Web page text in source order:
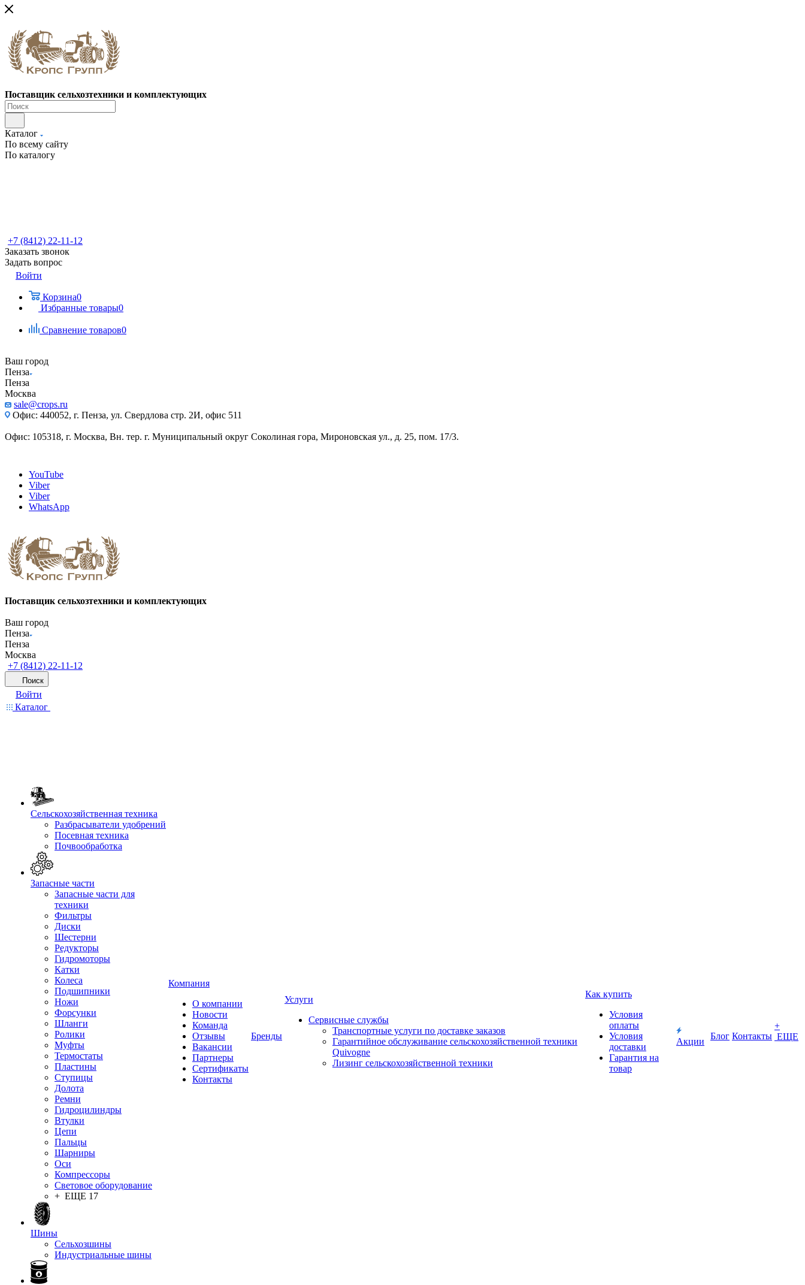
Поставщик сельхозтехники и комплектующих
Каталог
По всему сайту
По каталогу
+7 (8412) 22-11-12
Заказать звонок
Задать вопрос
Войти
Корзина0
Избранные товары0
Сравнение товаров0
Ваш город
Пенза
Пенза
Москва
sale@crops.ru
Офис: 440052, г. Пенза, ул. Свердлова стр. 2И, офис 511
Офис: 105318, г. Москва, Вн. тер. г. Муниципальный округ Соколиная гора, Мироновская ул., д. 25, пом. 17/3.
YouTube
Viber
Viber
WhatsApp
Поставщик сельхозтехники и комплектующих
Ваш город
Пенза
Пенза
Москва
+7 (8412) 22-11-12
Поиск
Войти
Каталог
Сельскохозяйственная техника
Разбрасыватели удобрений
Посевная техника
Почвообработка
Запасные части
Запасные части для
техники
Фильтры
Диски
Шестерни
Редукторы
Гидромоторы
Катки
Колеса
Подшипники
Ножи
Форсунки
Шланги
Ролики
Муфты
Термостаты
Пластины
Ступицы
Долота
Ремни
Гидроцилиндры
Втулки
Цепи
Пальцы
Шарниры
Оси
Компрессоры
Световое оборудование
+ ЕЩЕ 17
Шины
Сельхозшины
Индустриальные шины
Компания
О компании
Новости
Команда
Отзывы
Вакансии
Партнеры
Сертификаты
Контакты
Бренды
Услуги
Сервисные службы
Транспортные услуги по доставке заказов
Гарантийное обслуживание сельскохозяйственной техники
Quivogne
Лизинг сельскохозяйственной техники
Как купить
Условия
оплаты
Условия
доставки
Гарантия на
товар
Акции
Блог Контакты
+
ЕЩЕ